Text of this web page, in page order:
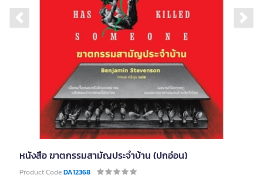
Previous slide
หนังสือ ฆาตกรรมสามัญประจำบ้าน (ปกอ่อน)
Product CodeDA12368